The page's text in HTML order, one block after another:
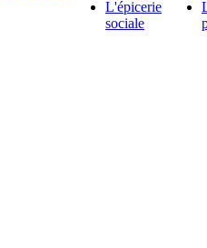
L'épicerie
sociale